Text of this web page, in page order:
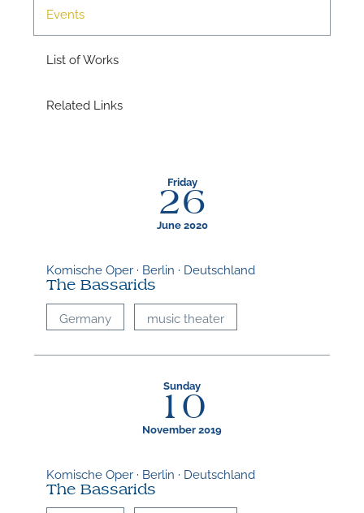
Events
List of Works
Related Links
Friday
26
June 2020
Komische Oper · Berlin · Deutschland
The Bassarids
Germany music theater
Sunday
10
November 2019
Komische Oper · Berlin · Deutschland
The Bassarids